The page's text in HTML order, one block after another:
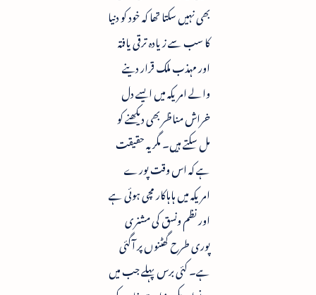
بھی نہیں سکتا تھا کہ خود کو دنیا
کا سب سے زیادہ ترقی یافتہ
اور مہذب ملک قرار دینے
والے امریکہ میں ایسے دل
خراش مناظر بھی دیکھنے کو
مل سکتے ہیں۔ مگر یہ حقیقت
ہے کہ اس وقت پورے
امریکہ میں ہاہاکار مچی ہوئی ہے
اور نظم ونسق کی مشنری
پوری طرح گھٹنوں پر آگئی
ہے۔ کئی برس پہلے جب میں